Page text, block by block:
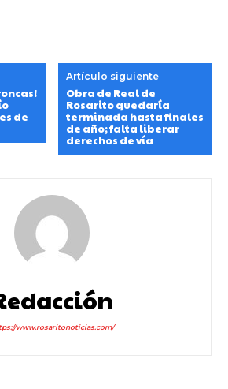
de
Artículo siguiente
Obra de Real de
Rosarito quedaría
terminada hasta finales
de año; falta liberar
derechos de vía
www.rosaritonoticias.com/